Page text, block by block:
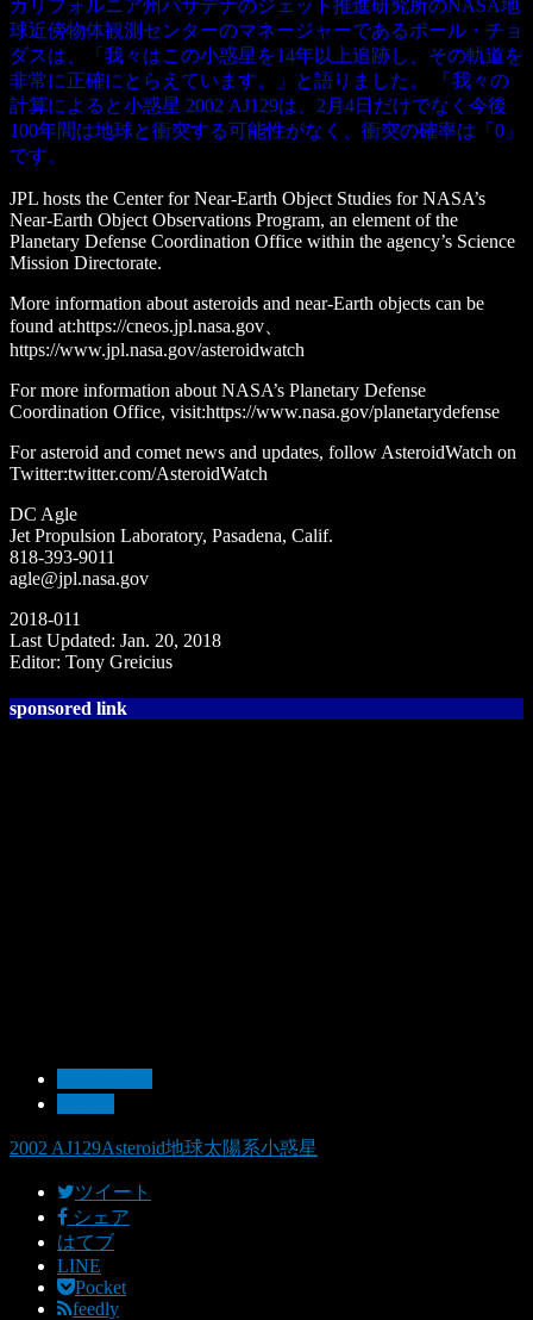
カリフォルニア州パサデナのジェット推進研究所のNASA地
球近傍物体観測センターのマネージャーであるポール・チョ
ダスは、「我々はこの小惑星を14年以上追跡し、その軌道を
非常に正確にとらえています。」と語りました。 「我々の
計算によると小惑星 2002 AJ129は、2月4日だけでなく今後
100年間は地球と衝突する可能性がなく、衝突の確率は「0」
です。
JPL hosts the Center for Near-Earth Object Studies for NASA’s
Near-Earth Object Observations Program, an element of the
Planetary Defense Coordination Office within the agency’s Science
Mission Directorate.
More information about asteroids and near-Earth objects can be
found at:https://cneos.jpl.nasa.gov、
https://www.jpl.nasa.gov/asteroidwatch
For more information about NASA’s Planetary Defense
Coordination Office, visit:https://www.nasa.gov/planetarydefense
For asteroid and comet news and updates, follow AsteroidWatch on
Twitter:twitter.com/AsteroidWatch
DC Agle
Jet Propulsion Laboratory, Pasadena, Calif.
818-393-9011
agle@jpl.nasa.gov
2018-011
Last Updated: Jan. 20, 2018
Editor: Tony Greicius
sponsored link
2002 AJ129Asteroid地球太陽系小惑星
ツイート
シェア
はてブ
LINE
Pocket
feedly